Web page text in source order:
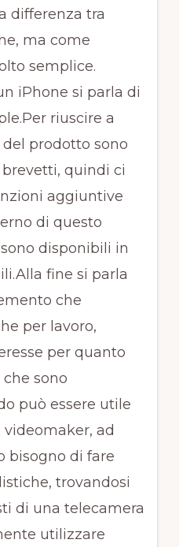
differenza tra
ma come
semplice.
iPhone si parla di
riuscire a
prodotto sono
quindi ci
aggiuntive
di questo
disponibili in
fine si parla
che
per lavoro,
per quanto
sono
può essere utile
ad
bisogno di fare
trovandosi
di una telecamera
utilizzare